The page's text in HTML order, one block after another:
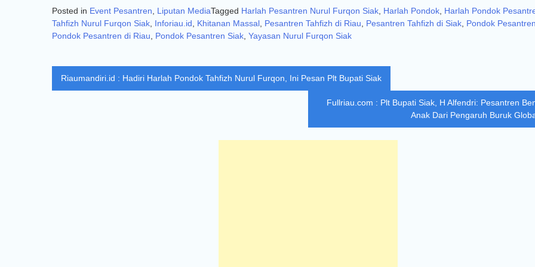
Posted in Event Pesantren Liputan MediaTagged Harlah Pesantren Nurul Furqon Siak Harlah Pondok Harlah Pondok
Tahfizh Nurul Furqon Siak Inforiau.id Khitanan Massal Pesantren Tahfizh di Riau Pesantren Tahfizh di Siak Pondok Pesantren
Pondok Pesantren di Riau
Pondok Pesantren Siak Yayasan Nurul Furqon Siak
Navigasi
pos
Riaumandiri.id : Hadiri Harlah Pondok Tahfizh Nurul Furqon, Ini Pesan Plt Bupati Siak
Fullriau.com : Plt Bupati Siak, H Alfendri: Pesantren
Anak Dari Pengaruh Buruk